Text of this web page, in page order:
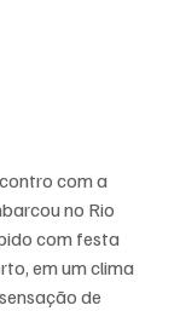
com a
no Rio
com festa
em um clima
de